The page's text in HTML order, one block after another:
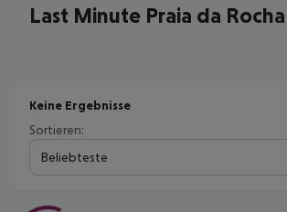
Last Minute Praia da Rocha
Keine Ergebnisse
Sortieren:
Beliebteste